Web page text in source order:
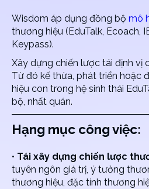
Wisdom áp dụng đồng bộ mô
thương hiệu (EduTalk, Ecoach,
Keypass).
Xây dựng chiến lược tái định vị
Từ đó kế thừa, phát triển hoặc
hiệu con trong hệ sinh thái
bộ, nhất quán.
Hạng mục công việc:
• Tái xây dựng chiến lược
tuyên ngôn giá trị, ý tưởng
thương hiệu, đặc tính thương